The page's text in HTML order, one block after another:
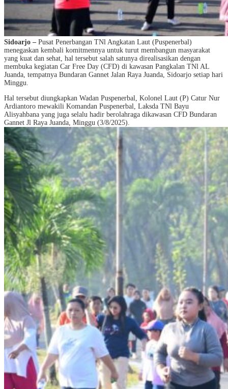
Sidoarjo – Pusat Penerbangan TNl Angkatan Laut (Puspenerbal)
menegaskan kembali komitmennya untuk turut membangun masyarakat
yang kuat dan sehat, hal tersebut salah satunya direalisasikan dengan
membuka kegiatan Car Free Day (CFD) di kawasan Pangkalan TNl AL
Juanda, tempatnya Bundaran Gannet Jalan Raya Juanda, Sidoarjo setiap hari
Minggu.
Hal tersebut diungkapkan Wadan Puspenerbal, Kolonel Laut (P) Catur Nur
Ardiantoro mewakili Komandan Puspenerbal, Laksda TNl Bayu
Alisyahbana yang juga selalu hadir berolahraga dikawasan CFD Bundaran
Gannet Jl Raya Juanda, Minggu (3/8/2025).